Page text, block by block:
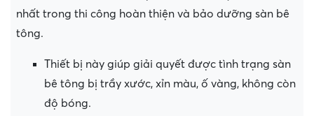
nhất trong thi công hoàn thiện và bảo dưỡng sàn bê
tông.
Thiết bị này giúp giải quyết được tình trạng sàn
bê tông bị trầy xước, xỉn màu, ố vàng, không còn
độ bóng.